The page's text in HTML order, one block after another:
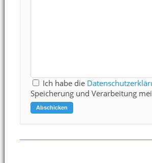
Ich habe die
Speicherung und Verarbeitung